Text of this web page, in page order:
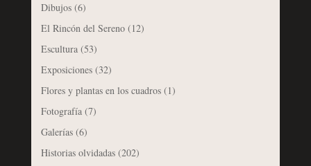
Dibujos(6)
El Rincón del Sereno(12)
Escultura(53)
Exposiciones(32)
Flores y plantas en los cuadros(1)
Fotografía(7)
Galerías(6)
Historias olvidadas(202)